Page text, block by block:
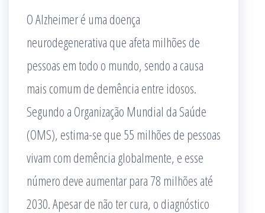
O Alzheimer é uma doença
neurodegenerativa que afeta milhões de
pessoas em todo o mundo, sendo a causa
mais comum de demência entre idosos.
Segundo a Organização Mundial da Saúde
(OMS), estima-se que 55 milhões de pessoas
vivam com demência globalmente, e esse
número deve aumentar para 78 milhões até
2030. Apesar de não ter cura, o diagnóstico